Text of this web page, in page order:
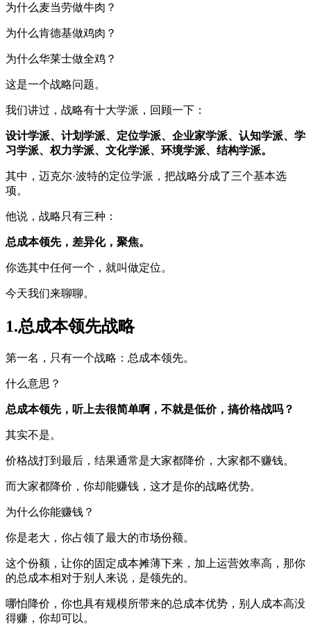
为什么麦当劳做牛肉？
为什么肯德基做鸡肉？
为什么华莱士做全鸡？
这是一个战略问题。
我们讲过，战略有十大学派，回顾一下：
设计学派、计划学派、定位学派、企业家学派、认知学派、学
习学派、权力学派、文化学派、环境学派、结构学派。
其中，迈克尔·波特的定位学派，把战略分成了三个基本选
项。
他说，战略只有三种：
总成本领先，差异化，聚焦。
你选其中任何一个，就叫做定位。
今天我们来聊聊。
1.总成本领先战略
第一名，只有一个战略：总成本领先。
什么意思？
总成本领先，听上去很简单啊，不就是低价，搞价格战吗？
其实不是。
价格战打到最后，结果通常是大家都降价，大家都不赚钱。
而大家都降价，你却能赚钱，这才是你的战略优势。
为什么你能赚钱？
你是老大，你占领了最大的市场份额。
这个份额，让你的固定成本摊薄下来，加上运营效率高，那你
的总成本相对于别人来说，是领先的。
哪怕降价，你也具有规模所带来的总成本优势，别人成本高没
得赚，你却可以。